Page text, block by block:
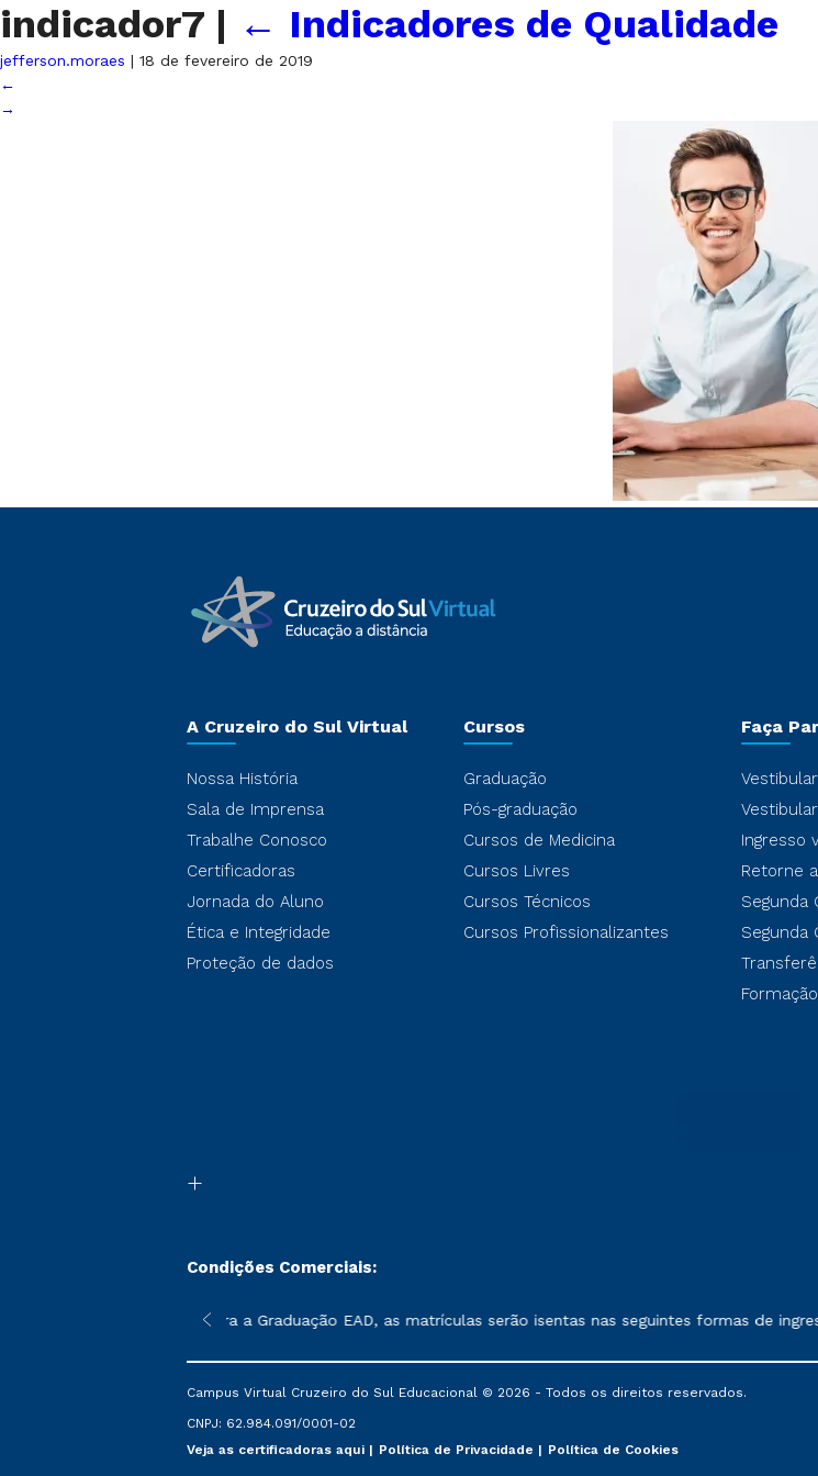
indicador7 | ← Indicadores de Qualidade
jefferson.moraes | 18 de fevereiro de 2019
←
→
A Cruzeiro do Sul Virtual
Nossa História
Sala de Imprensa
Trabalhe Conosco
Certificadoras
Jornada do Aluno
Ética e Integridade
Proteção de dados
Cursos
Graduação
Pós-graduação
Cursos de Medicina
Cursos Livres
Cursos Técnicos
Cursos Profissionalizantes
Faça
Ingresso
Retorne
Segunda
Segunda
Condições Comerciais:
sofrer alterações nos períodos de rematrícula conforme exposto no contrato de prestação de
*Para a Graduação EAD, as matrículas serão isentas nas seguintes formas de
Campus Virtual Cruzeiro do Sul Educacional © 2026 - Todos os direitos reservados.
CNPJ: 62.984.091/0001-02
Veja as certificadoras aqui
Política de Privacidade Política de Cookies